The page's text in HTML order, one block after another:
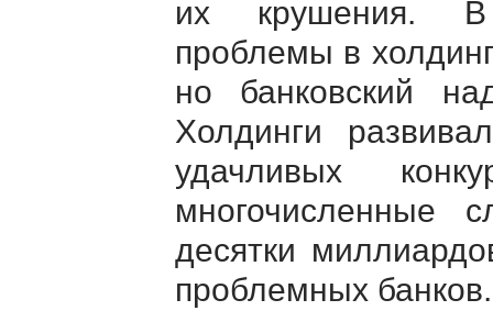
их крушения. В
проблемы в
но банковский
Холдинги
удачливых
многочисленные
десятки
проблемных банков.